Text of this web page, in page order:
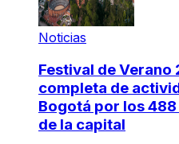
Noticias
Festival de Verano
completa de
Bogotá por los
de la capital